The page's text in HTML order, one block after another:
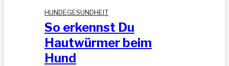
HUNDEGESUNDHEIT
So erkennst Du
Hautwürmer beim
Hund